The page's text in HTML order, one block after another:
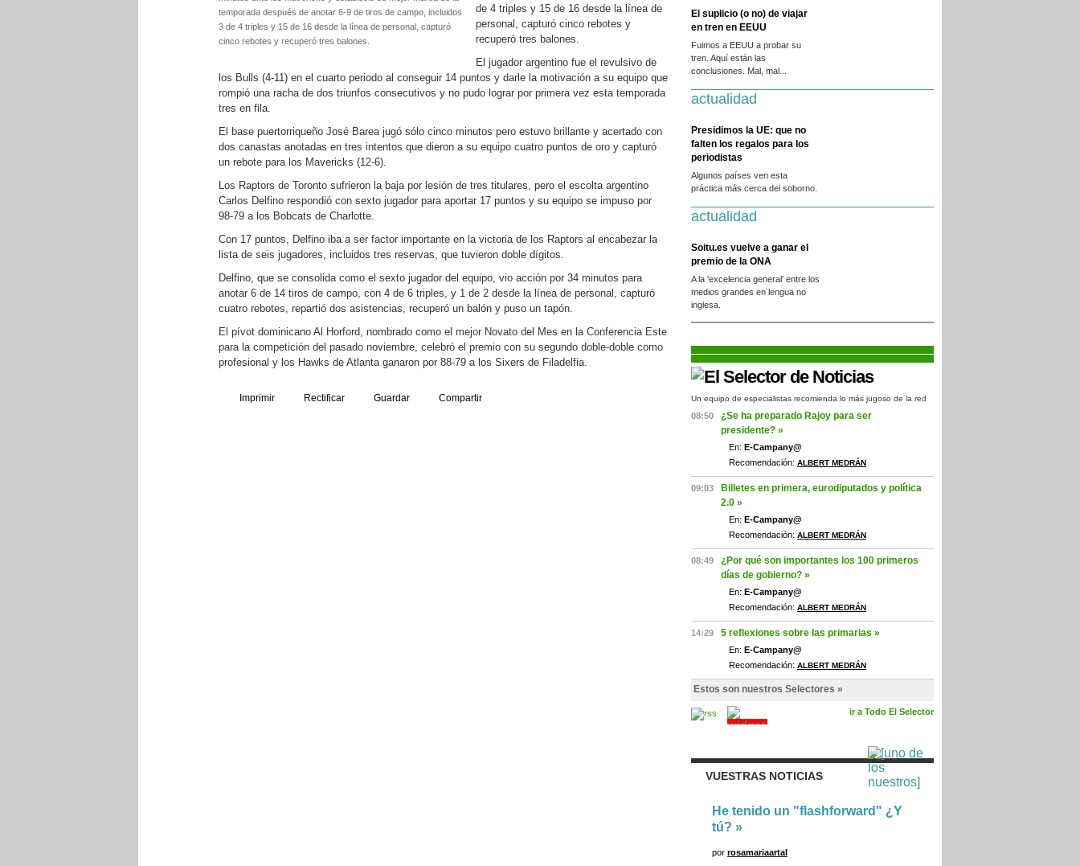
temporada después de anotar 6-9 de tiros de campo, incluidos
3 de 4 triples y 15 de 16 desde la línea de personal, capturó
cinco rebotes y recuperó tres balones.
de 4 triples y 15 de 16 desde la línea de
personal, capturó cinco rebotes y
recuperó tres balones.
El jugador argentino fue el revulsivo de
los Bulls (4-11) en el cuarto periodo al conseguir 14 puntos y darle la motivación a su equipo que
rompió una racha de dos triunfos consecutivos y no pudo lograr por primera vez esta temporada
tres en fila.
El base puertorriqueño José Barea jugó sólo cinco minutos pero estuvo brillante y acertado con
dos canastas anotadas en tres intentos que dieron a su equipo cuatro puntos de oro y capturó
un rebote para los Mavericks (12-6).
Los Raptors de Toronto sufrieron la baja por lesión de tres titulares, pero el escolta argentino
Carlos Delfino respondió con sexto jugador para aportar 17 puntos y su equipo se impuso por
98-79 a los Bobcats de Charlotte.
Con 17 puntos, Delfino iba a ser factor importante en la victoria de los Raptors al encabezar la
lista de seis jugadores, incluidos tres reservas, que tuvieron doble dígitos.
Delfino, que se consolida como el sexto jugador del equipo, vio acción por 34 minutos para
anotar 6 de 14 tiros de campo, con 4 de 6 triples, y 1 de 2 desde la línea de personal, capturó
cuatro rebotes, repartió dos asistencias, recuperó un balón y puso un tapón.
El pívot dominicano Al Horford, nombrado como el mejor Novato del Mes en la Conferencia Este
para la competición del pasado noviembre, celebró el premio con su segundo doble-doble como
profesional y los Hawks de Atlanta ganaron por 88-79 a los Sixers de Filadelfia.
Imprimir Rectificar Guardar Compartir
El suplicio (o no) de viajar
en tren en EEUU
Fuimos a EEUU a probar su
tren. Aquí están las
conclusiones. Mal, mal...
actualidad
Presidimos la UE: que no
falten los regalos para los
periodistas
Algunos países ven esta
práctica más cerca del soborno.
actualidad
Soitu.es vuelve a ganar el
premio de la ONA
A la 'excelencia general' entre los
medios grandes en lengua no
inglesa.
Un equipo de especialistas recomienda lo más jugoso de la red
08:50
¿Se ha preparado Rajoy para ser
presidente? »
En: E-Campany@
Recomendación: ALBERT MEDRÁN
09:03
Billetes en primera, eurodiputados y política
2.0 »
En: E-Campany@
Recomendación: ALBERT MEDRÁN
08:49
¿Por qué son importantes los 100 primeros
días de gobierno? »
En: E-Campany@
Recomendación: ALBERT MEDRÁN
14:29 5 reflexiones sobre las primarias »
En: E-Campany@
Recomendación: ALBERT MEDRÁN
Estos son nuestros Selectores »
ir a Todo El Selector
VUESTRAS NOTICIAS
He tenido un "flashforward" ¿Y
tú? »
por rosamariaartal